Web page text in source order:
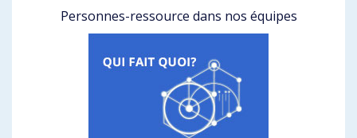
Personnes-ressource dans nos équipes